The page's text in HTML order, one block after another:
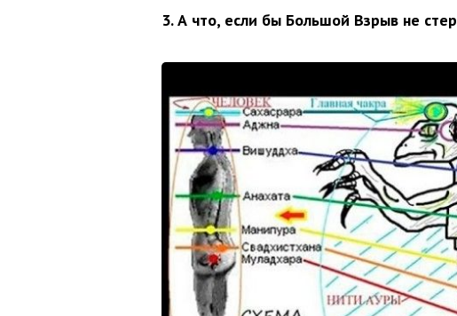
3. А что, если бы Большой Взрыв не